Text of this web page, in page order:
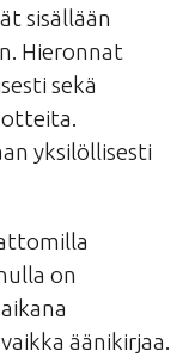
sisällään
Hieronnat
sekä
otteita.
yksilöllisesti
on
äänikirjaa.